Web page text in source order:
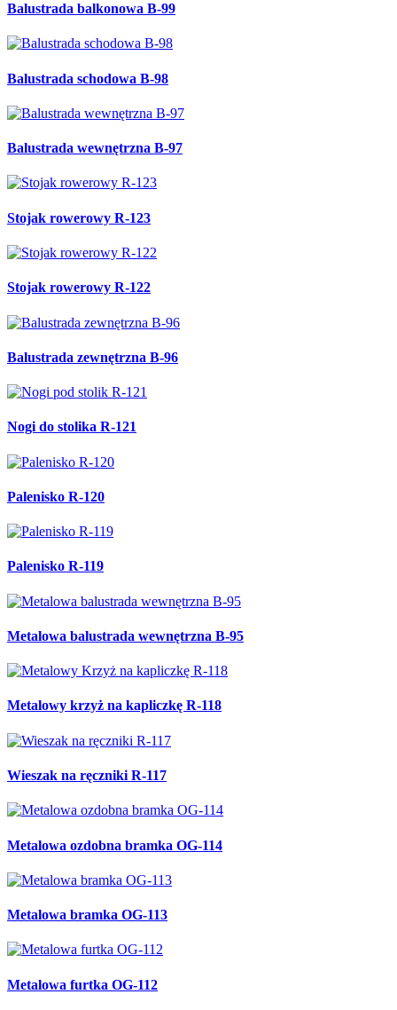
Balustrada balkonowa B-99
Balustrada schodowa B-98
Balustrada wewnętrzna B-97
Stojak rowerowy R-123
Stojak rowerowy R-122
Balustrada zewnętrzna B-96
Nogi do stolika R-121
Palenisko R-120
Palenisko R-119
Metalowa balustrada wewnętrzna B-95
Metalowy krzyż na kapliczkę R-118
Wieszak na ręczniki R-117
Metalowa ozdobna bramka OG-114
Metalowa bramka OG-113
Metalowa furtka OG-112